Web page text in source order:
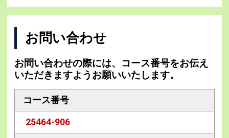
お問い合わせ
お問い合わせの際には、コース番号をお伝え
いただきますようお願いいたします。
コース番号
25464-906